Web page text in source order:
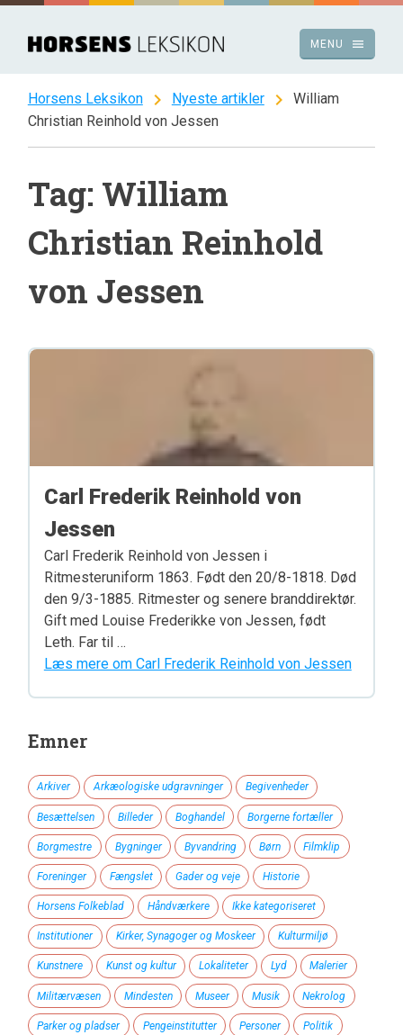
Spring
indhold
menu
MENU
Horsens Leksikon chevron_right Nyeste artikler chevron_right
William
Christian Reinhold von Jessen
Tag: William
Christian Reinhold
von Jessen
Carl Frederik Reinhold von
Jessen
Carl Frederik Reinhold von Jessen i
Ritmesteruniform 1863. Født den 20/8-1818. Død
den 9/3-1885. Ritmester og senere branddirektør.
Gift med Louise Frederikke von Jessen, født
Leth. Far til …
Læs mere om Carl Frederik Reinhold von Jessen
Emner
Arkiver Arkæologiske udgravninger Begivenheder
Besættelsen Billeder Boghandel Borgerne fortæller
Borgmestre Bygninger Byvandring Børn Filmklip
Foreninger Fængslet Gader og veje Historie
Horsens Folkeblad Håndværkere Ikke kategoriseret
Institutioner Kirker, Synagoger og Moskeer Kulturmiljø
Kunstnere Kunst og kultur Lokaliteter Lyd Malerier
Militærvæsen Mindesten Museer Musik Nekrolog
Parker og pladser Pengeinstitutter Personer Politik